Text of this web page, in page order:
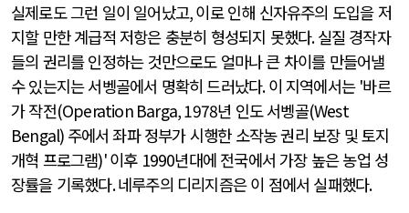
실제로도 그런 일이 일어났고,이로 인해 신자유주의 도입을 저
지할 만한 계급적 저항은 충분히 형성되지 못했다.실질 경작자
들의 권리를 인정하는 것만으로도 얼마나 큰 차이를 만들어낼
수 있는지는 서벵골에서 명확히 드러났다.이 지역에서는 '바르
가 작전(Operation Barga, 1978년 인도 서벵골(West
Bengal) 주에서 좌파 정부가 시행한 소작농 권리 보장 및 토지
개혁 프로그램)'이후 1990년대에 전국에서 가장 높은 농업 성
장률을 기록했다.네루주의 디리지즘은 이 점에서 실패했다.